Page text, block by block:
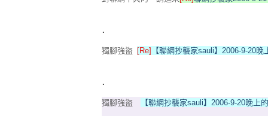
.
獨腳強盜 [Re] 【聯網抄襲家sauli】2006-9-20晚
.
獨腳強盜 【聯網抄襲家sauli】2006-9-20晚上